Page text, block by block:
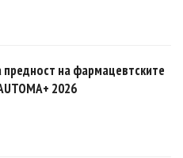
предност на фармацевтските
2026